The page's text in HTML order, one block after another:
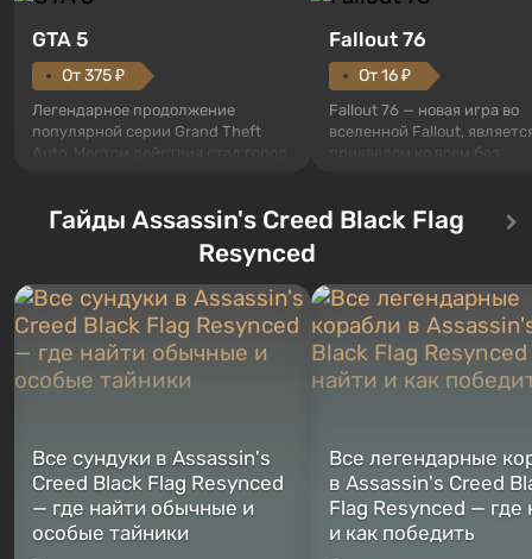
GTA 5
От 375 ₽
Легендарное продолжение
популярной серии Grand Theft
Auto. Местом действия стал город
Впервые игра расскажет историю
Тревора и Франклина, между
которыми вы сможете
переключаться в любое время.
Жанр и...
Fallout 76
От 16 ₽
Fallout 76 — новая игра во
вселенной Fallout,
приквелом ко всем без
76, первого среди
Оно же, по задумке
первым после того, как на
Америку упадут ядерные
Место действия Fallout...
Гайды Assassin's Creed Black Flag
Resynced
Все сундуки в Assassin's
Creed Black Flag Resynced
— где найти обычные и
особые тайники
Все легендарные
в Assassin's Creed
Flag Resynced — где
и как победить